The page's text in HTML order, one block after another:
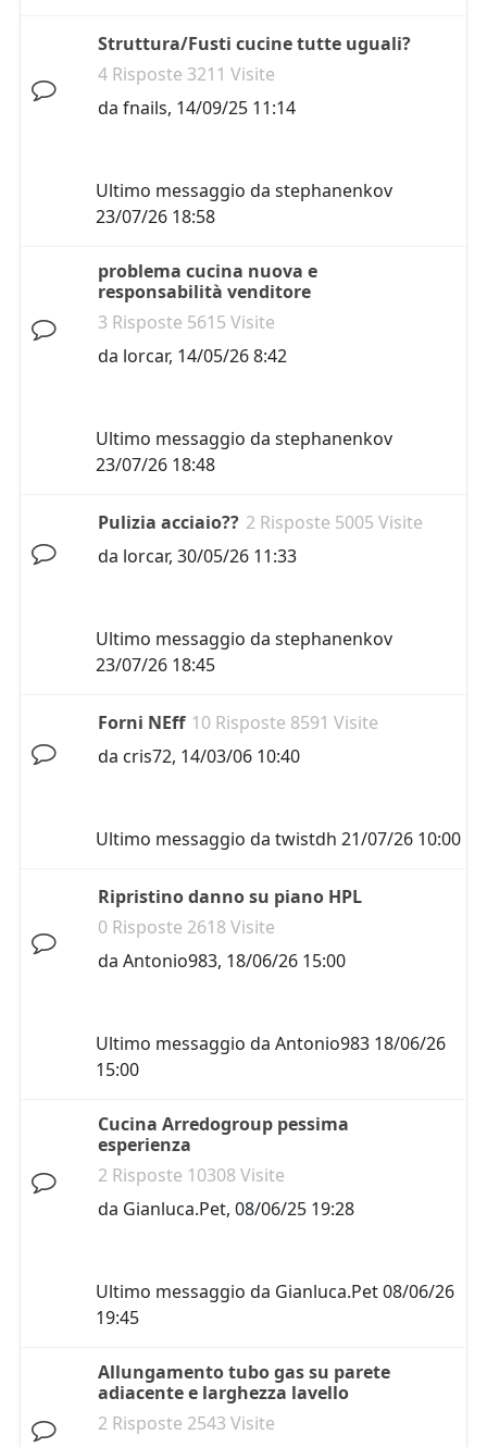
Struttura/Fusti cucine tutte uguali?
4 Risposte 3211 Visite
da fnails, 14/09/25 11:14
Ultimo messaggio da stephanenkov
23/07/26 18:58
problema cucina nuova e
responsabilità venditore
3 Risposte 5615 Visite
da lorcar, 14/05/26 8:42
Ultimo messaggio da stephanenkov
23/07/26 18:48
Pulizia acciaio?? 2 Risposte 5005 Visite
da lorcar, 30/05/26 11:33
Ultimo messaggio da stephanenkov
23/07/26 18:45
Forni NEff 10 Risposte 8591 Visite
da cris72, 14/03/06 10:40
Ultimo messaggio da twistdh 21/07/26 10:00
Ripristino danno su piano HPL
0 Risposte 2618 Visite
da Antonio983, 18/06/26 15:00
Ultimo messaggio da Antonio983 18/06/26
15:00
Cucina Arredogroup pessima
esperienza
2 Risposte 10308 Visite
da Gianluca.Pet, 08/06/25 19:28
Ultimo messaggio da Gianluca.Pet08/06/26
19:45
Allungamento tubo gas su parete
adiacente e larghezza lavello
2 Risposte 2543 Visite